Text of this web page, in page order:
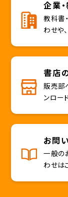
企業
教科書
わせや
書店
販売部
ンロー
お問
一般の
わせは